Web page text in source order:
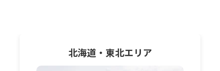
北海道・東北エリア